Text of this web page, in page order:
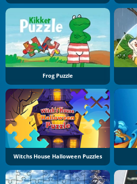
Frog Puzzle
Witchs House Halloween Puzzles